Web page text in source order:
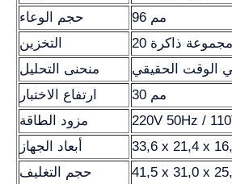
حجم الوعاء
96 مم
التخزين
20 مجموعة ذاكرة
منحنى التحليل
الوقت الحقيقي
ارتفاع الاختبار
30 مم
مزود الطاقة
220V 50Hz /
أبعاد الجهاز
حجم التغليف